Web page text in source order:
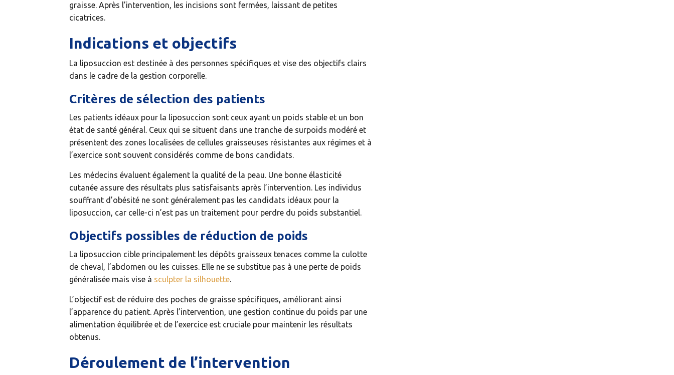
graisse. Après l’intervention, les incisions sont fermées, laissant de petites
cicatrices.
Indications et objectifs
La liposuccion est destinée à des personnes spécifiques et vise des objectifs clairs
dans le cadre de la gestion corporelle.
Critères de sélection des patients
Les patients idéaux pour la liposuccion sont ceux ayant un poids stable et un bon
état de santé général. Ceux qui se situent dans une tranche de surpoids modéré et
présentent des zones localisées de cellules graisseuses résistantes aux régimes et à
l’exercice sont souvent considérés comme de bons candidats.
Les médecins évaluent également la qualité de la peau. Une bonne élasticité
cutanée assure des résultats plus satisfaisants après l’intervention. Les individus
souffrant d’obésité ne sont généralement pas les candidats idéaux pour la
liposuccion, car celle-ci n’est pas un traitement pour perdre du poids substantiel.
Objectifs possibles de réduction de poids
La liposuccion cible principalement les dépôts graisseux tenaces comme la culotte
de cheval, l’abdomen ou les cuisses. Elle ne se substitue pas à une perte de poids
généralisée mais vise à sculpter la silhouette.
L’objectif est de réduire des poches de graisse spécifiques, améliorant ainsi
l’apparence du patient. Après l’intervention, une gestion continue du poids par une
alimentation équilibrée et de l’exercice est cruciale pour maintenir les résultats
obtenus.
Déroulement de l’intervention